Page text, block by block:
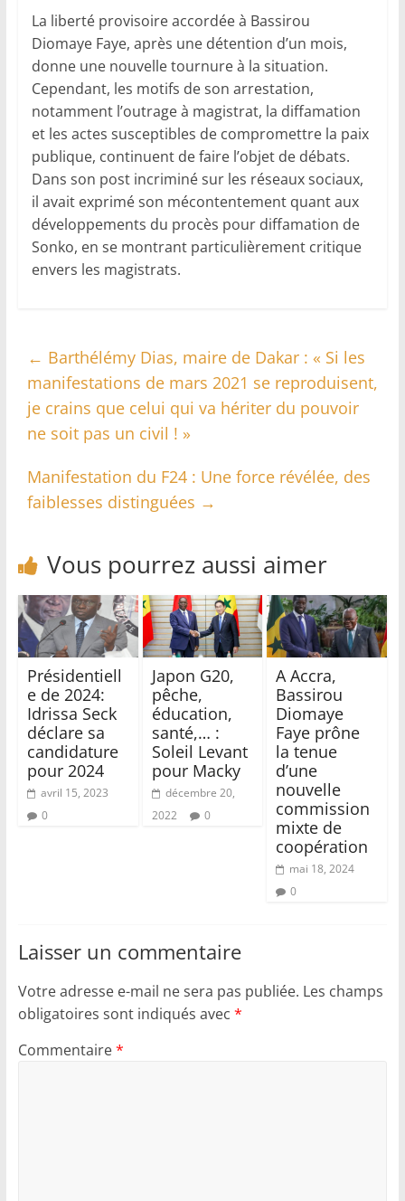
La liberté provisoire accordée à Bassirou
Diomaye Faye, après une détention d’un mois,
donne une nouvelle tournure à la situation.
Cependant, les motifs de son arrestation,
notamment l’outrage à magistrat, la diffamation
et les actes susceptibles de compromettre la paix
publique, continuent de faire l’objet de débats.
Dans son post incriminé sur les réseaux sociaux,
il avait exprimé son mécontentement quant aux
développements du procès pour diffamation de
Sonko, en se montrant particulièrement critique
envers les magistrats.
← Barthélémy Dias, maire de Dakar : « Si les
manifestations de mars 2021 se reproduisent,
je crains que celui qui va hériter du pouvoir
ne soit pas un civil ! »
Manifestation du F24 : Une force révélée, des
faiblesses distinguées →
Vous pourrez aussi aimer
Présidentiell
e de 2024:
Idrissa Seck
déclare sa
candidature
pour 2024
avril 15, 2023
0
Japon G20,
pêche,
éducation,
santé,… :
Soleil Levant
pour Macky
décembre 20,
2022
0
A Accra,
Bassirou
Diomaye
Faye prône
la tenue
d’une
nouvelle
commission
mixte de
coopération
mai 18, 2024
0
Laisser un commentaire
Votre adresse e-mail ne sera pas publiée. Les champs
obligatoires sont indiqués avec *
Commentaire*